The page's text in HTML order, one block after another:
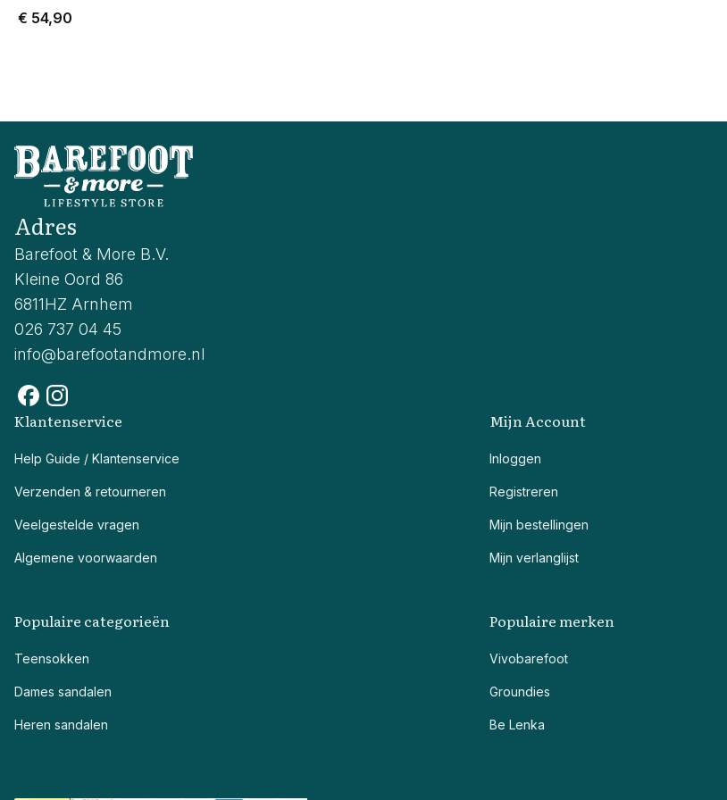
€ 54,90
Adres
Barefoot & More B.V.
Kleine Oord 86
6811HZ Arnhem
026 737 04 45
info@barefootandmore.nl
Klantenservice
Help Guide / Klantenservice
Verzenden & retourneren
Veelgestelde vragen
Algemene voorwaarden
Mijn Account
Inloggen
Registreren
Mijn bestellingen
Mijn verlanglijst
Populaire categorieën
Teensokken
Dames sandalen
Heren sandalen
Populaire merken
Vivobarefoot
Groundies
Be Lenka